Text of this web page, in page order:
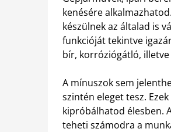
kenésére
készülnek az általad is
funkcióját tekintve
bír, korróziógátló,
A mínuszok sem
szintén eleget tesz.
kipróbálhatod élesben.
teheti számodra a